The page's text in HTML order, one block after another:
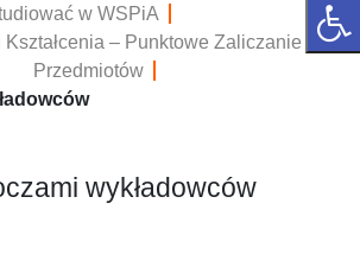
w WSPiA
Kształcenia – Punktowe Zaliczanie
Przedmiotów
wykładowców